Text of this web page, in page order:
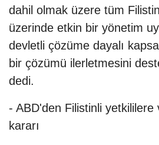
dahil olmak üzere tüm
üzerinde etkin bir yönetim
devletli çözüme dayalı
bir çözümü ilerletmesini
dedi.
- ABD'den Filistinli yetkililere
kararı